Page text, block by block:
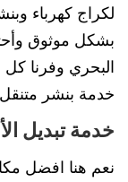
لكراج كهرباء
بشكل موثوق
البحري وفرنا
خدمة بنشر
خدمة تبديل
نعم هنا افضل